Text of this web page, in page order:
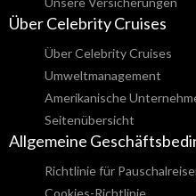
Über Celebrity Cruises
Über Celebrity Cruises
Umweltmanagement
Amerikanische
Seitenübersicht
Allgemeine
Richtlinie für